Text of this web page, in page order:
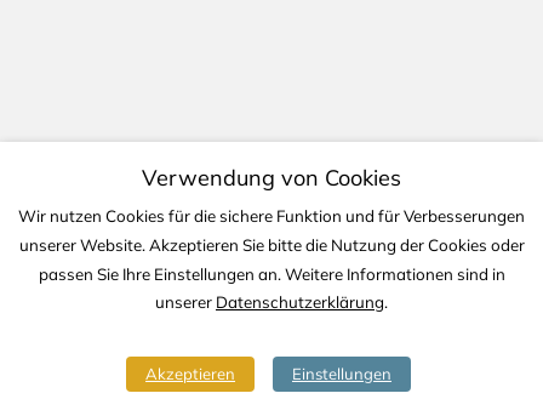
Verwendung von Cookies
Wir nutzen Cookies für die sichere Funktion und für Verbesserungen
unserer Website. Akzeptieren Sie bitte die Nutzung der Cookies oder
passen Sie Ihre Einstellungen an. Weitere Informationen sind in
unserer Datenschutzerklärung.
Akzeptieren Einstellungen